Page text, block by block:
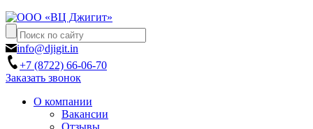
info@djigit.in
+7 (8722) 66-06-70
Заказать звонок
О компании
Вакансии
Отзывы